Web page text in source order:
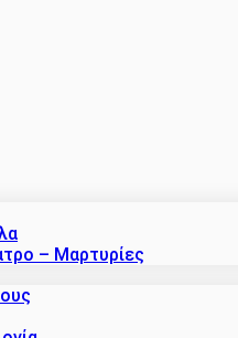
– Μαρτυρίες